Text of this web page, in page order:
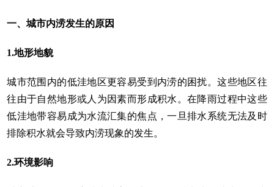
一、城市内涝发生的原因
1.地形地貌
城市范围内的低洼地区更容易受到内涝的困扰。这些地区往
往由于自然地形或人为因素而形成积水。在降雨过程中这些
低洼地带容易成为水流汇集的焦点，一旦排水系统无法及时
排除积水就会导致内涝现象的发生。
2.环境影响